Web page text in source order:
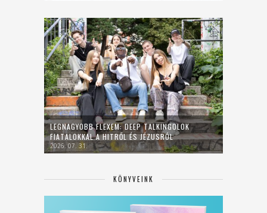
LEGNAGYOBB FLEXEM: DEEP TALKINGOLOK
FIATALOKKAL A HITRŐL ÉS JÉZUSRÓL
2026. 07. 31.
KÖNYVEINK